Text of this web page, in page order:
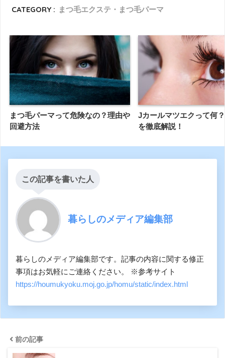
CATEGORY : まつ毛エクステ・まつ毛パーマ
まつ毛パーマって危険なの？理由や
回避方法
Jカールマツエクって何
を徹底解説！
この記事を書いた人
暮らしのメディア編集部
暮らしのメディア編集部です。記事の内容に関する修正
事項はお気軽にご連絡ください。 ※参考サイト
https://houmukyoku.moj.go.jp/homu/static/index.html
前の記事